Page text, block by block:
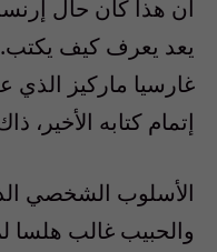
أن هذا كان حال
يعد يعرف كيف
غارسيا ماركيز الذي
إتمام كتابه الأخير،
الأسلوب الشخصي
والحبيب غالب هلسا